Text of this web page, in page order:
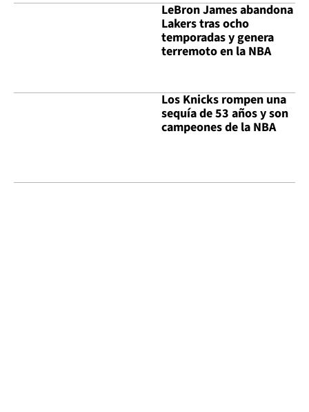
LeBron James abandona
Lakers tras ocho
temporadas y genera
terremoto en la NBA
Los Knicks rompen una
sequía de 53 años y son
campeones de la NBA